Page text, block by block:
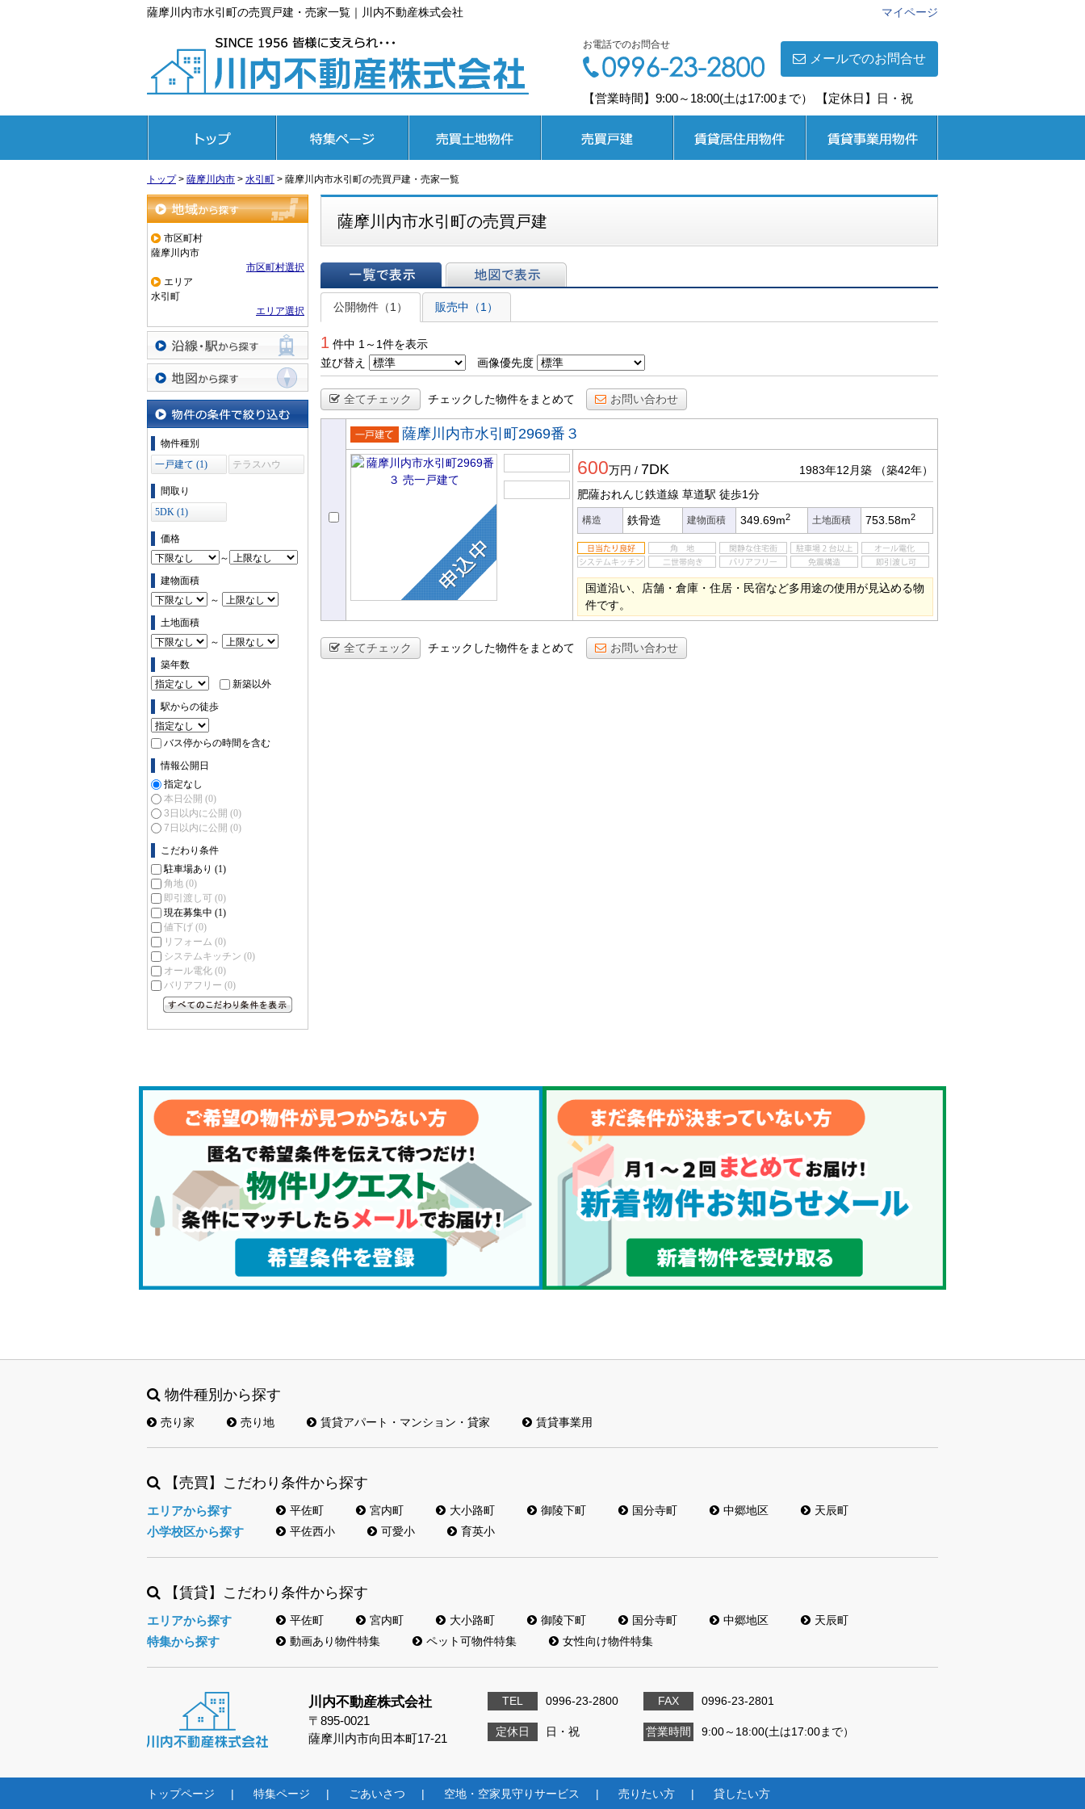
薩摩川内市水引町の売買戸建・売家一覧｜川内不動産株式会社 マイページ
メールでのお問合せ
お電話でのお問合せ
【営業時間】9:00～18:00(土は17:00まで） 【定休日】日・祝
トップ> 薩摩川内市 > 水引町 > 薩摩川内市水引町の売買戸建・売家一覧
地域から探す
市区町村
薩摩川内市
市区町村選択
エリア
水引町
エリア選択
沿線・駅から探す
地図から探す
物件の条件で絞り込む
物件種別
一戸建て (1)
テラスハウ
間取り
5DK (1)
価格
～
建物面積
～
土地面積
～
築年数
新築以外
駅からの徒歩
バス停からの時間を含む
情報公開日
指定なし
本日公開 (0)
3日以内に公開 (0)
7日以内に公開 (0)
こだわり条件
駐車場あり (1)
角地 (0)
即引渡し可 (0)
現在募集中 (1)
値下げ (0)
リフォーム (0)
システムキッチン (0)
オール電化 (0)
バリアフリー (0)
薩摩川内市水引町の売買戸建
一覧で表示
地図で表示
公開物件（1）
販売中（1）
1 件中 1～1件を表示
並び替え
画像優先度
全てチェック チェックした物件をまとめて お問い合わせ
売一戸建
て
薩摩川内市水引町2969番３
600万円 / 7DK 1983年12月築
（築42年）
肥薩おれんじ鉄道線 草道駅 徒歩1分
構造 鉄骨造 建物面積 349.69m2 土地面積 753.58m2
国道沿い、店舗・倉庫・住居・民宿など多用途の使用が見込める物
件です。
全てチェック チェックした物件をまとめて お問い合わせ
物件種別から探す
売り家 売り地 賃貸アパート・マンション・貸家 賃貸事業用
【売買】こだわり条件から探す
エリアから探す 平佐町 宮内町 大小路町 御陵下町 国分寺町 中郷地区 天辰町
小学校区から探す 平佐西小 可愛小 育英小
【賃貸】こだわり条件から探す
エリアから探す 平佐町 宮内町 大小路町 御陵下町 国分寺町 中郷地区 天辰町
特集から探す 動画あり物件特集 ペット可物件特集 女性向け物件特集
川内不動産株式会社
〒895-0021
薩摩川内市向田本町17-21
TEL 0996-23-2800 FAX 0996-23-2801
定休日 日・祝 営業時間 9:00～18:00(土は17:00まで）
トップページ 特集ページ ごあいさつ 空地・空家見守りサービス 売りたい方 貸したい方